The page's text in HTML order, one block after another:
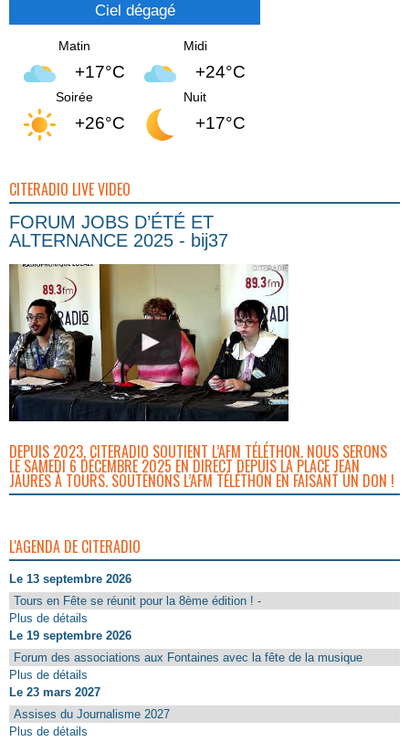
Ciel dégagé
Matin
+17°C
Midi
+24°C
Soirée
+26°C
Nuit
+17°C
CITERADIO LIVE VIDEO
FORUM JOBS D’ÉTÉ ET
ALTERNANCE 2025 - bij37
DEPUIS 2023, CITERADIO SOUTIENT L’AFM TÉLÉTHON. NOUS SERONS
LE SAMEDI 6 DÉCEMBRE 2025 EN DIRECT DEPUIS LA PLACE JEAN
JAURÈS À TOURS. SOUTENONS L’AFM TÉLÉTHON EN FAISANT UN DON !
L'AGENDA DE CITERADIO
Le 13 septembre 2026
Tours en Fête se réunit pour la 8ème édition ! -
Plus de détails
Le 19 septembre 2026
Forum des associations aux Fontaines avec la fête de la musique
Plus de détails
Le 23 mars 2027
Assises du Journalisme 2027
Plus de détails